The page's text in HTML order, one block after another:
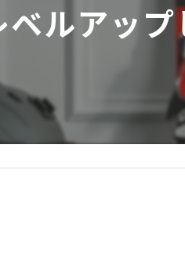
ベルアッ